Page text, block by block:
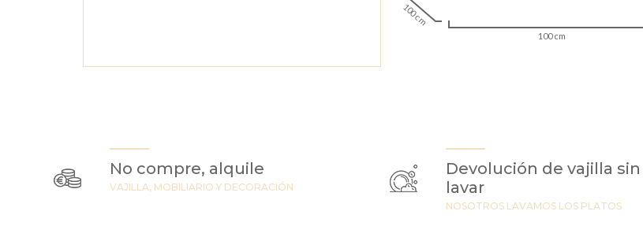
100 cm
100 cm
No compre, alquile
VAJILLA, MOBILIARIO Y DECORACIÓN
Devolución de vajilla sin
lavar
NOSOTROS LAVAMOS LOS PLATOS